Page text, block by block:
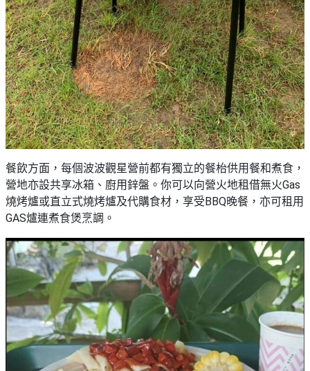
餐飲方面，每個波波觀星營前都有獨立的餐枱供用餐和煮食，
營地亦設共享冰箱、廚用鋅盤。你可以向營火地租借無火Gas
燒烤爐或直立式燒烤爐及代購食材，享受BBQ晚餐，亦可租用
GAS爐連煮食煲烹調。